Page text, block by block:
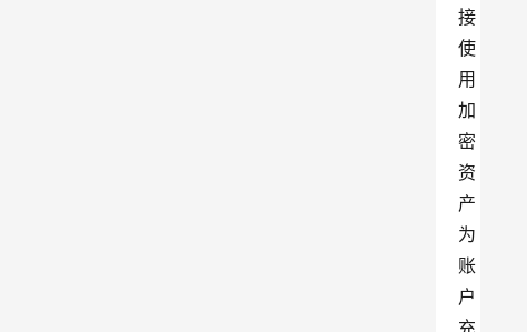
接
使
用
加
密
资
产
为
账
户
充